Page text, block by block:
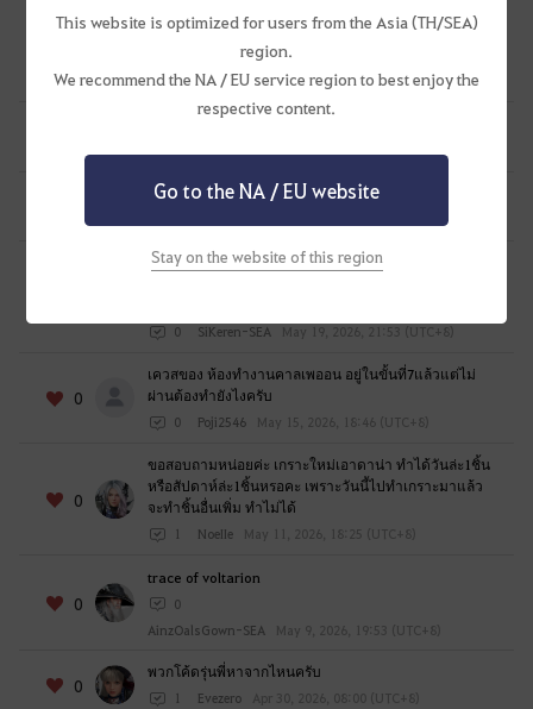
t
o
l
o
i
n
n
o
w
เควส ของขวัญของ ซอลอุก ไม่ขึ้น ทั้งๆ ที่ทำเควสเงื่อนไข
ยุคแห่งมหาสมุทร สู่ดวงตาแห่งโอคิลลูอา โดยขึ้นเรือ
สำเภาลำแรก เสร็จเเล้ว
0 ๋t2o-ไทย Jul 8, 2026, 01:51 (UTC+8)
How do I see what quests to do for bonus stats?
วิธีทำขวดทดลองมาโนส
Excuse me, why do I feel like life skills training is
0 SiKeren-SEA May 19, 2026, 21:53 (UTC+8)
0
เควสของ ห้องทำงานคาลเพออน อยู่ในขั้นที่7แล้วแต่ไม่
ผ่านต้องทำยังไงครับ
0 Poji2546 May 15, 2026, 18:46 (UTC+8)
0
ขอสอบถามหน่อยค่ะ เกราะใหม่เอาดาน่า ทำได้วันล่ะ1ชิ้น
หรือสัปดาห์ล่ะ1ชิ้นหรอคะ เพราะวันนี้ไปทำเกราะมาแล้ว
จะทำชิ้นอื่นเพิ่ม ทำไม่ได้
1 NoeIIe May 11, 2026, 18:25 (UTC+8)
0
trace of voltarion
0
AinzOalsGown-SEA
May 9, 2026, 19:53 (UTC+8)
0
พวกโค้ดรุ่นพี่หาจากไหนครับ
1 Evezero Apr 30, 2026, 08:00 (UTC+8)
This website is optimized for users from the Asia (TH/SEA)
region.
We recommend the NA / EU service region to best enjoy the
respective content.
Go to the NA / EU website
Stay on the website of this region